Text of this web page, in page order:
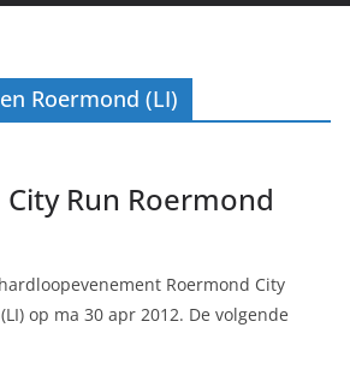
Roermond (LI)
Run Roermond
Roermond City
op ma 30 apr 2012. De volgende